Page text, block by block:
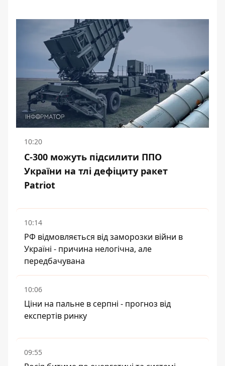
10:20
С-300 можуть підсилити ППО
України на тлі дефіциту ракет
Patriot
10:14
РФ відмовляється від заморозки війни в
Україні - причина нелогічна, але
передбачувана
10:06
Ціни на пальне в серпні - прогноз від
експертів ринку
09:55